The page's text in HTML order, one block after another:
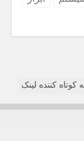
کوتاه کننده لینک